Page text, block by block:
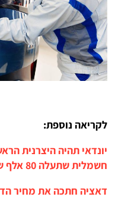
לקריאה נוספת:
יונדאי תהיה היצרנית
חשמלית שתעלה 80 אלף שקלים